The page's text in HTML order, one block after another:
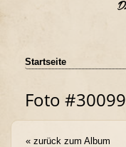
Startseite
Foto #30099
« zurück zum Album